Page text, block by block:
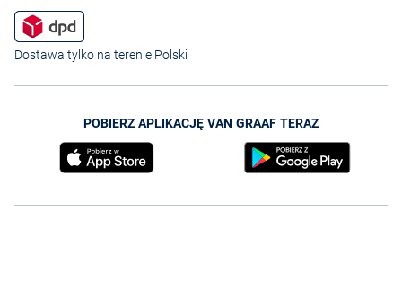
Dostawa tylko na terenie Polski
POBIERZ APLIKACJĘ VAN GRAAF TERAZ